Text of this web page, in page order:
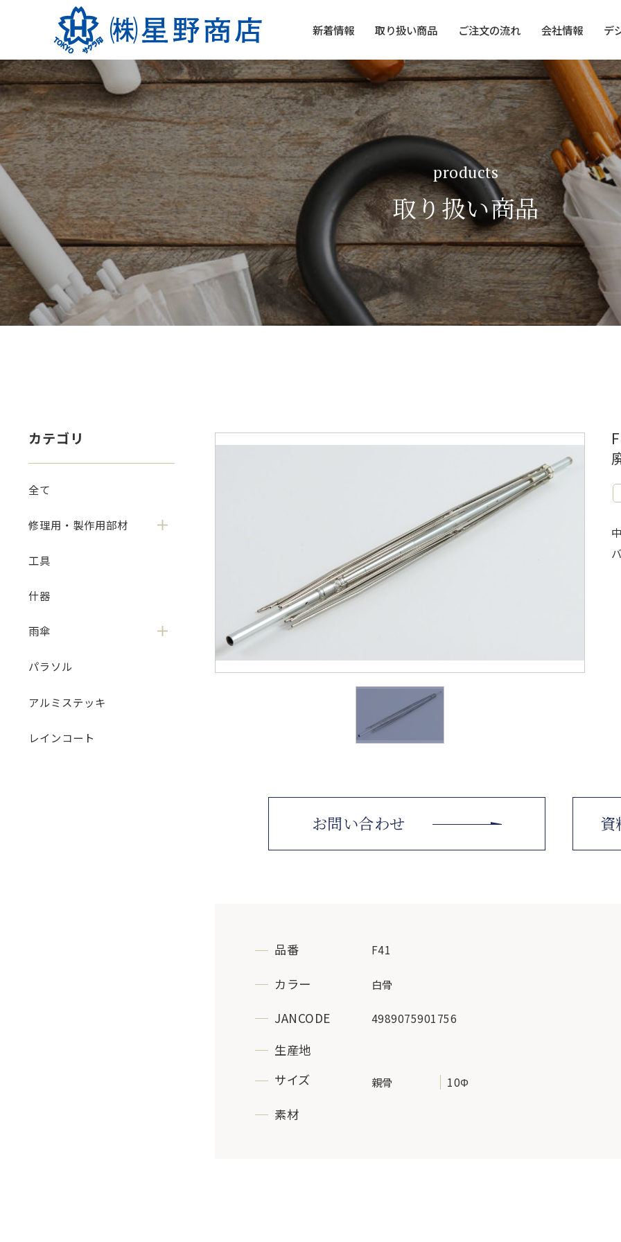
新着情報 取り扱い商品 ご注文の流れ 会社情報 デ
products
取り扱い商品
カテゴリ
全て
修理用・製作用部材
工具
什器
雨傘
パラソル
アルミステッキ
レインコート
お問い合わせ 資
品番 F41
カラー 白骨
JANCODE 4989075901756
生産地
サイズ
親骨 10Φ
素材